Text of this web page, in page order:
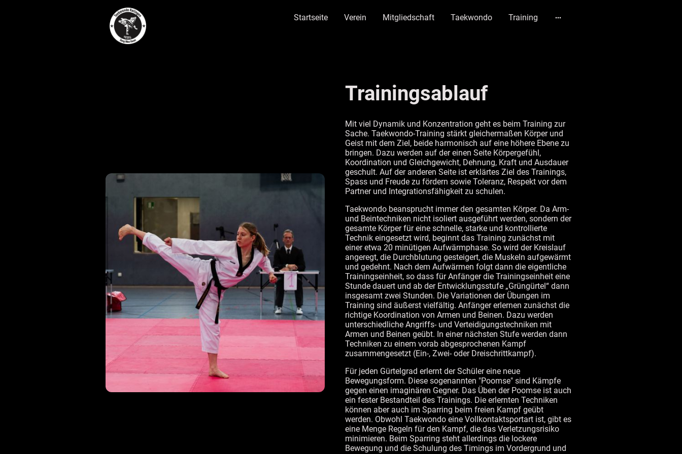
Startseite Verein Mitgliedschaft Taekwondo Training
Trainingsablauf
Mit viel Dynamik und Konzentration geht es beim Training zur
Sache. Taekwondo-Training stärkt gleichermaßen Körper und
Geist mit dem Ziel, beide harmonisch auf eine höhere Ebene zu
bringen. Dazu werden auf der einen Seite Körpergefühl,
Koordination und Gleichgewicht, Dehnung, Kraft und Ausdauer
geschult. Auf der anderen Seite ist erklärtes Ziel des Trainings,
Spass und Freude zu fördern sowie Toleranz, Respekt vor dem
Partner und Integrationsfähigkeit zu schulen.
Taekwondo beansprucht immer den gesamten Körper. Da Arm-
und Beintechniken nicht isoliert ausgeführt werden, sondern der
gesamte Körper für eine schnelle, starke und kontrollierte
Technik eingesetzt wird, beginnt das Training zunächst mit
einer etwa 20 minütigen Aufwärmphase. So wird der Kreislauf
angeregt, die Durchblutung gesteigert, die Muskeln aufgewärmt
und gedehnt. Nach dem Aufwärmen folgt dann die eigentliche
Trainingseinheit, so dass für Anfänger die Trainingseinheit eine
Stunde dauert und ab der Entwicklungsstufe „Grüngürtel“ dann
insgesamt zwei Stunden. Die Variationen der Übungen im
Training sind äußerst vielfältig.​ Anfänger erlernen zunächst die
richtige Koordination von Armen und Beinen. Dazu werden
unterschiedliche Angriffs- und Verteidigungstechniken mit
Armen und Beinen geübt. In einer nächsten Stufe werden dann
Techniken zu einem vorab abgesprochenen Kampf
zusammengesetzt (Ein-, Zwei- oder Dreischrittkampf).
Für jeden Gürtelgrad erlernt der Schüler eine neue
Bewegungsform. Diese sogenannten "Poomse" sind Kämpfe
gegen einen imaginären Gegner. Das Üben der Poomse ist auch
ein fester Bestandteil des Trainings. Die erlernten Techniken
können aber auch im Sparring beim freien Kampf geübt
werden. Obwohl Taekwondo eine Vollkontaktsportart ist, gibt es
eine Menge Regeln für den Kampf, die das Verletzungsrisiko
minimieren. Beim Sparring steht allerdings die lockere
Bewegung und die Schulung des Timings im Vordergrund und